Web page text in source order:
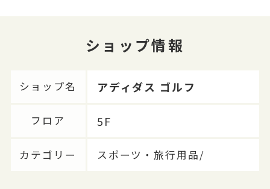
ショップ情報
ショップ名 アディダス ゴルフ
フロア 5F
カテゴリー スポーツ・旅行用品/